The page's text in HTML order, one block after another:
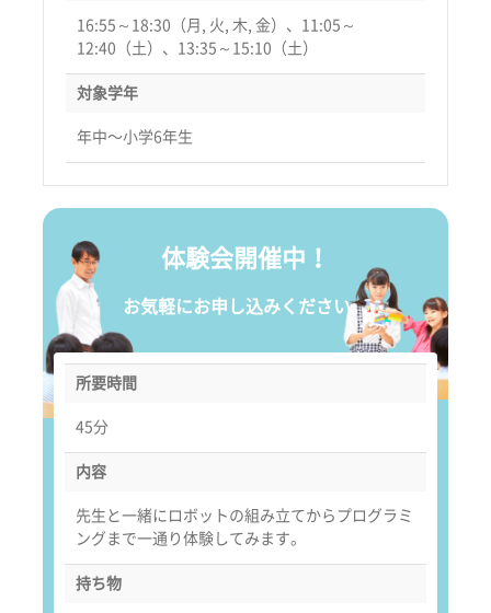
16:55～18:30（月, 火, 木, 金）、11:05～
12:40（土）、13:35～15:10（土）
対象学年
年中〜小学6年生
体験会開催中！
お気軽にお申し込みください。
所要時間
45分
内容
先生と一緒にロボットの組み立てからプログラミ
ングまで一通り体験してみます。
持ち物